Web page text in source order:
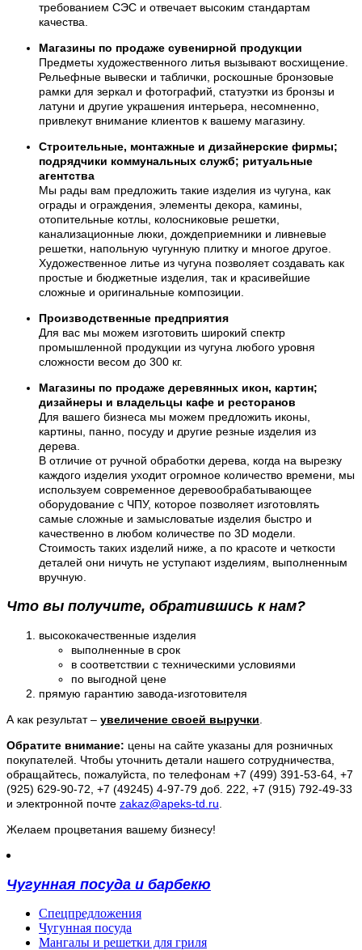
требованием СЭС и отвечает высоким стандартам
качества.
Магазины по продаже сувенирной продукции
Предметы художественного литья вызывают восхищение.
Рельефные вывески и таблички, роскошные бронзовые
рамки для зеркал и фотографий, статуэтки из бронзы и
латуни и другие украшения интерьера, несомненно,
привлекут внимание клиентов к вашему магазину.
Строительные, монтажные и дизайнерские фирмы;
подрядчики коммунальных служб; ритуальные
агентства
Мы рады вам предложить такие изделия из чугуна, как
ограды и ограждения, элементы декора, камины,
отопительные котлы, колосниковые решетки,
канализационные люки, дождеприемники и ливневые
решетки, напольную чугунную плитку и многое другое.
Художественное литье из чугуна позволяет создавать как
простые и бюджетные изделия, так и красивейшие
сложные и оригинальные композиции.
Производственные предприятия
Для вас мы можем изготовить широкий спектр
промышленной продукции из чугуна любого уровня
сложности весом до 300 кг.
Магазины по продаже деревянных икон, картин;
дизайнеры и владельцы кафе и ресторанов
Для вашего бизнеса мы можем предложить иконы,
картины, панно, посуду и другие резные изделия из
дерева.
В отличие от ручной обработки дерева, когда на вырезку
каждого изделия уходит огромное количество времени, мы
используем современное деревообрабатывающее
оборудование с ЧПУ, которое позволяет изготовлять
самые сложные и замысловатые изделия быстро и
качественно в любом количестве по 3D модели.
Стоимость таких изделий ниже, а по красоте и четкости
деталей они ничуть не уступают изделиям, выполненным
вручную.
Что вы получите, обратившись к нам?
высококачественные изделия
выполненные в срок
в соответствии с техническими условиями
по выгодной цене
прямую гарантию завода-изготовителя
А как результат – увеличение своей выручки
Обратите внимание: цены на сайте указаны для розничных
покупателей. Чтобы уточнить детали нашего сотрудничества,
обращайтесь, пожалуйста, по телефонам +7 (499) 391-53-64, +7
(925) 629-90-72, +7 (49245) 4-97-79 доб. 222, +7 (915) 792-49-33
и электронной почте zakaz@apeks-td.ru
Желаем процветания вашему бизнесу!
Чугунная посуда и барбекю
Спецпредложения
Чугунная посуда
Мангалы и решетки для гриля